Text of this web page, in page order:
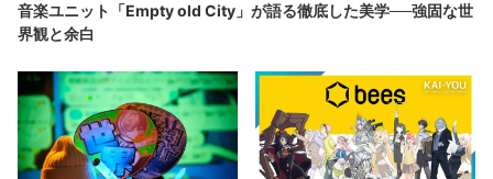
音楽ユニット「Empty old City」が語る徹底した美学──強固な世
界観と余白